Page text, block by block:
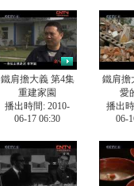
鐵肩擔大義 第4集
重建家園
播出時間: 2010-
06-17 06:30
鐵肩擔
愛
播出
06-